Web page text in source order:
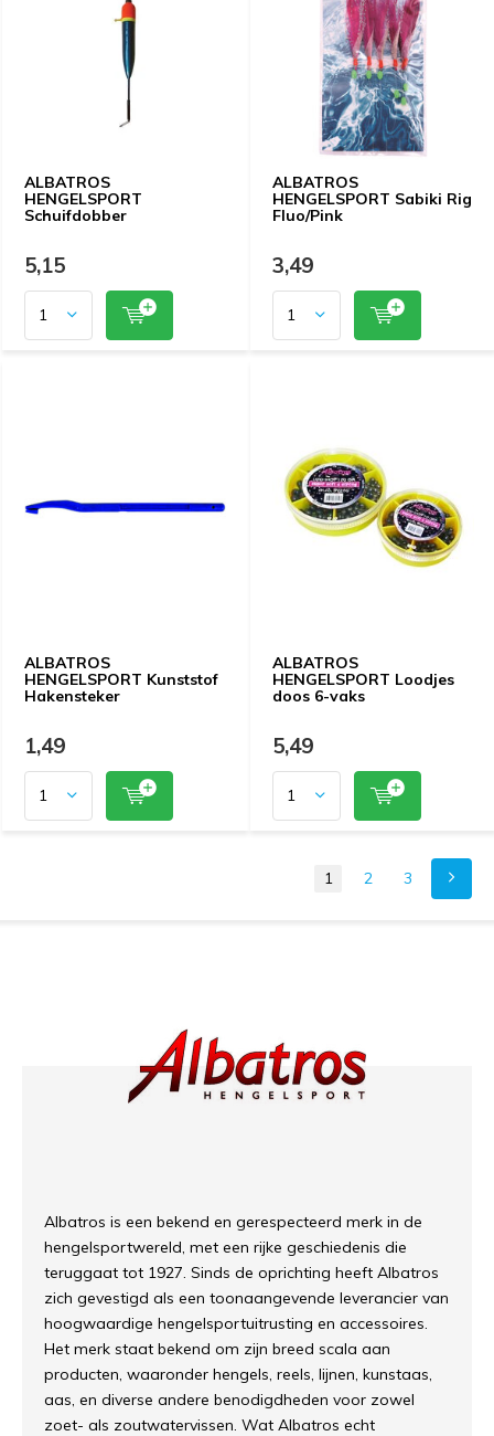
ALBATROS
HENGELSPORT
Schuifdobber
5,15
ALBATROS
HENGELSPORT Sabiki Rig
Fluo/Pink
3,49
ALBATROS
HENGELSPORT Kunststof
Hakensteker
1,49
ALBATROS
HENGELSPORT Loodjes
doos 6-vaks
5,49
1 2 3
Albatros is een bekend en gerespecteerd merk in de
hengelsportwereld, met een rijke geschiedenis die
teruggaat tot 1927. Sinds de oprichting heeft Albatros
zich gevestigd als een toonaangevende leverancier van
hoogwaardige hengelsportuitrusting en accessoires.
Het merk staat bekend om zijn breed scala aan
producten, waaronder hengels, reels, lijnen, kunstaas,
aas, en diverse andere benodigdheden voor zowel
zoet- als zoutwatervissen. Wat Albatros echt